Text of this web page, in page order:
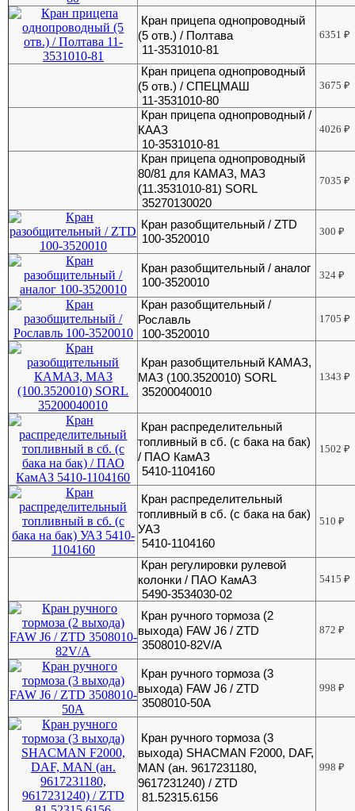
Кран прицепа однопроводный
(5 отв.) / Полтава
11-3531010-81
6351₽
Кран прицепа однопроводный
(5 отв.) / СПЕЦМАШ
11-3531010-80
3675₽
Кран прицепа однопроводный /
КААЗ
10-3531010-81
4026₽
Кран прицепа однопроводный
80/81 для КАМАЗ, МАЗ
(11.3531010-81) SORL
35270130020
7035₽
Кран разобщительный / ZTD
100-3520010
300₽
Кран разобщительный / аналог
100-3520010
324₽
Кран разобщительный /
Рославль
100-3520010
1705₽
Кран разобщительный КАМАЗ,
МАЗ (100.3520010) SORL
35200040010
1343₽
Кран распределительный
топливный в сб. (с бака на бак)
/ ПАО КамАЗ
5410-1104160
1502₽
Кран распределительный
топливный в сб. (с бака на бак)
УАЗ
5410-1104160
510₽
Кран регулировки рулевой
колонки / ПАО КамАЗ
5490-3534030-02
5415₽
Кран ручного тормоза (2
выхода) FAW J6 / ZTD
3508010-82V/A
872₽
Кран ручного тормоза (3
выхода) FAW J6 / ZTD
3508010-50A
998₽
Кран ручного тормоза (3
выхода) SHACMAN F2000, DAF,
MAN (ан. 9617231180,
9617231240) / ZTD
81.52315.6156
998₽